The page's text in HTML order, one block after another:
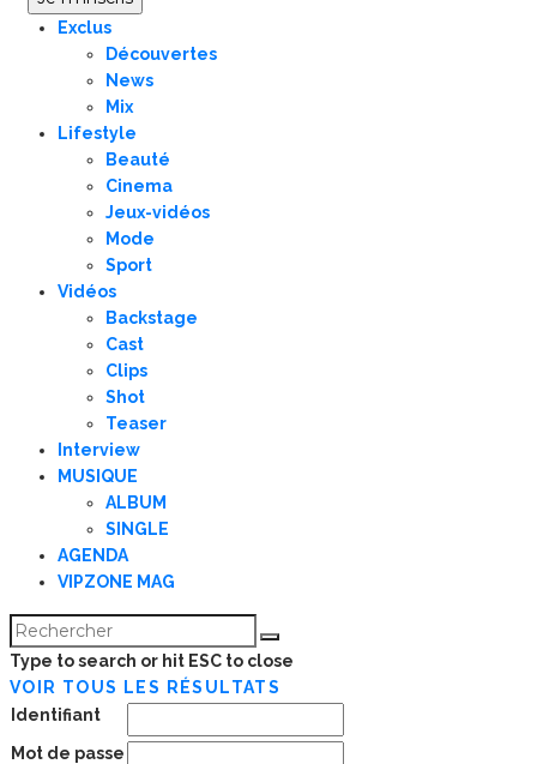
Exclus
Découvertes
News
Mix
Lifestyle
Beauté
Cinema
Jeux-vidéos
Mode
Sport
Vidéos
Backstage
Cast
Clips
Shot
Teaser
Interview
MUSIQUE
ALBUM
SINGLE
AGENDA
VIPZONE MAG
Type to search or hit ESC to close
VOIR TOUS LES RÉSULTATS
Identifiant
Mot de passe